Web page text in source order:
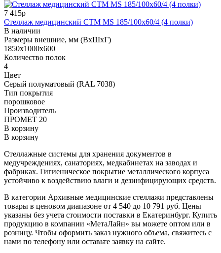
7 415р
Стеллаж медицинский СТМ MS 185/100х60/4 (4 полки)
В наличии
Размеры внешние, мм (ВхШхГ)
1850x1000x600
Количество полок
4
Цвет
Cерый полуматовый (RAL 7038)
Тип покрытия
порошковое
Производитель
ПРОМЕТ 20
В корзину
В корзину
Стеллажные системы для хранения документов в
медучреждениях, санаториях, медкабинетах на заводах и
фабриках. Гигиеническое покрытие металлического корпуса
устойчиво к воздействию влаги и дезинфицирующих средств.
В категории Архивные медицинские стеллажи представлены
товары в ценовом диапазоне от 4 540 до 10 791 руб. Цены
указаны без учета стоимости поставки в Екатеринбург. Купить
продукцию в компании «МетаЛайн» вы можете оптом или в
розницу. Чтобы оформить заказ нужного объема, свяжитесь с
нами по телефону или оставьте заявку на сайте.